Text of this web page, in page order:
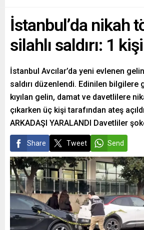
İstanbul’da nikah
silahlı saldırı: 1
İstanbul Avcılar’da yeni evlenen
saldırı düzenlendi. Edinilen bilgilere
kıyılan gelin, damat ve davetlilere
çıkarken üç kişi tarafından ateş
ARKADAŞI YARALANDI Davetliler
Share Tweet Send